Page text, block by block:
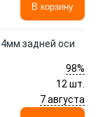
В корзину
задней оси
98%
12 шт.
7 августа